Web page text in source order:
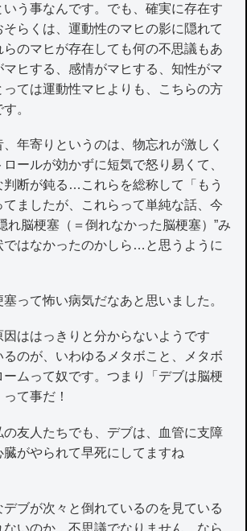
う事なんです。でも、確実に存在す
そらくは、運動性のマヒの影に隠れて
のマヒが存在しても何の不思議もあ
マヒする、感情がマヒする、知性がマ
ては運動性マヒよりも、こちらの方
。
年寄りというのは、物忘れが激しく
ールが効かずに短気で怒り易くて、
判断が鈍る…これらを総称して「もう
ましたが、これらって単純な話、今
れ脳梗塞（＝倒れなかった脳梗塞）”み
ではなかったのかしら…と思うように
って怖い病気だなあと思いました。
ははっきりと分からないようです
のが、いわゆるメタボこと、メタボ
ームって奴です。つまり「デブは脳梗
て事だ！
友人たちでも、デブは、血管に支障
がやられて早死にしてますね
ブが次々と倒れているのを見ている
ないのか、不思議でなりません。なら